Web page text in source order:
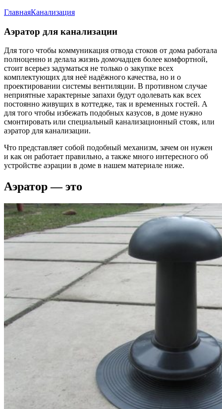
ГлавнаяКанализация
Аэратор для канализации
Для того чтобы коммуникация отвода стоков от дома работала
полноценно и делала жизнь домочадцев более комфортной,
стоит всерьез задуматься не только о закупке всех
комплектующих для неё надёжного качества, но и о
проектировании системы вентиляции. В противном случае
неприятные характерные запахи будут одолевать как всех
постоянно живущих в коттедже, так и временных гостей. А
для того чтобы избежать подобных казусов, в доме нужно
смонтировать или специальный канализационный стояк, или
аэратор для канализации.
Что представляет собой подобный механизм, зачем он нужен
и как он работает правильно, а также много интересного об
устройстве аэрации в доме в нашем материале ниже.
Аэратор — это